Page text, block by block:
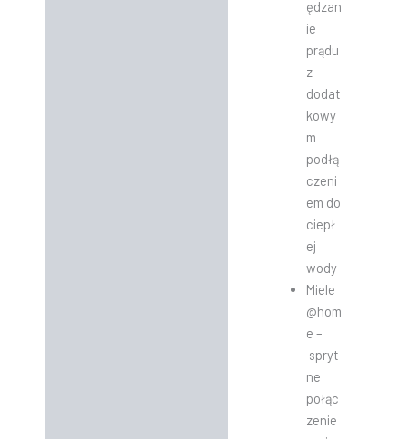
ędzan
ie
prądu
z
dodat
kowy
m
podłą
czeni
em do
ciepł
ej
wody
Miele
@hom
e –
spryt
ne
połąc
zenie